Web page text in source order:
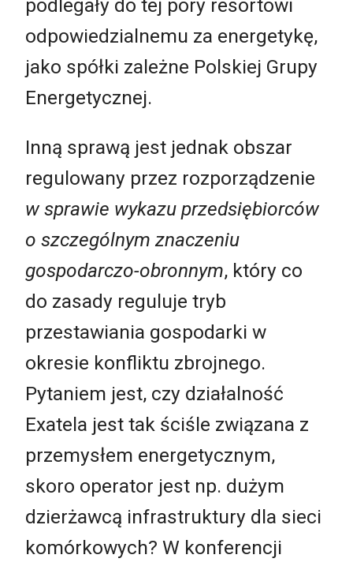
podlegały do tej pory resortowi
odpowiedzialnemu za energetykę,
jako spółki zależne Polskiej Grupy
Energetycznej.
Inną sprawą jest jednak obszar
regulowany przez rozporządzenie
w sprawie wykazu przedsiębiorców
o szczególnym znaczeniu
gospodarczo-obronnym, który co
do zasady reguluje tryb
przestawiania gospodarki w
okresie konfliktu zbrojnego.
Pytaniem jest, czy działalność
Exatela jest tak ściśle związana z
przemysłem energetycznym,
skoro operator jest np. dużym
dzierżawcą infrastruktury dla sieci
komórkowych? W konferencji